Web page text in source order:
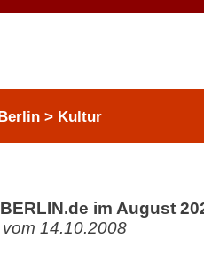
> Kultur
im August
14.10.2008